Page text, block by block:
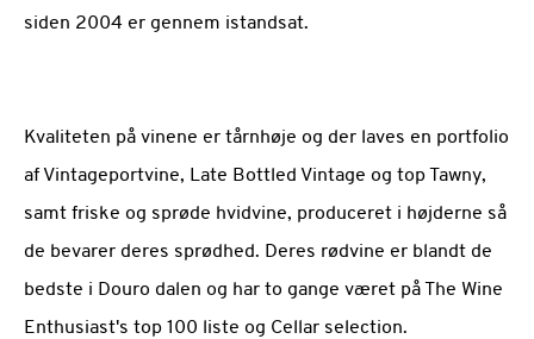
siden 2004 er gennem istandsat.
Kvaliteten på vinene er tårnhøje og der laves en portfolio
af Vintageportvine, Late Bottled Vintage og top Tawny,
samt friske og sprøde hvidvine, produceret i højderne så
de bevarer deres sprødhed. Deres rødvine er blandt de
bedste i Douro dalen og har to gange været på The Wine
Enthusiast's top 100 liste og Cellar selection.